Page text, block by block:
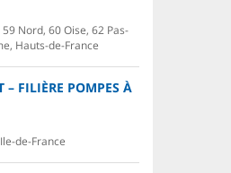
Nord, 60 Oise, 62 Pas-
Hauts-de-France
– FILIÈRE POMPES À
de-France